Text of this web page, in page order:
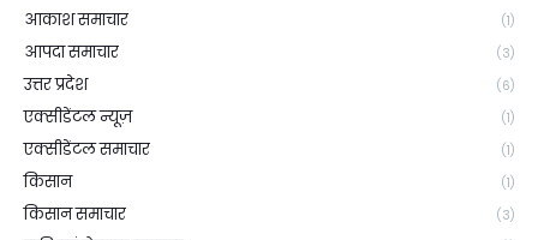
आकाश समाचार (1)
आपदा समाचार (3)
उत्तर प्रदेश (6)
एक्सीडेंटल न्यूज़ (1)
एक्सीडेंटल समाचार (1)
किसान (1)
किसान समाचार (3)